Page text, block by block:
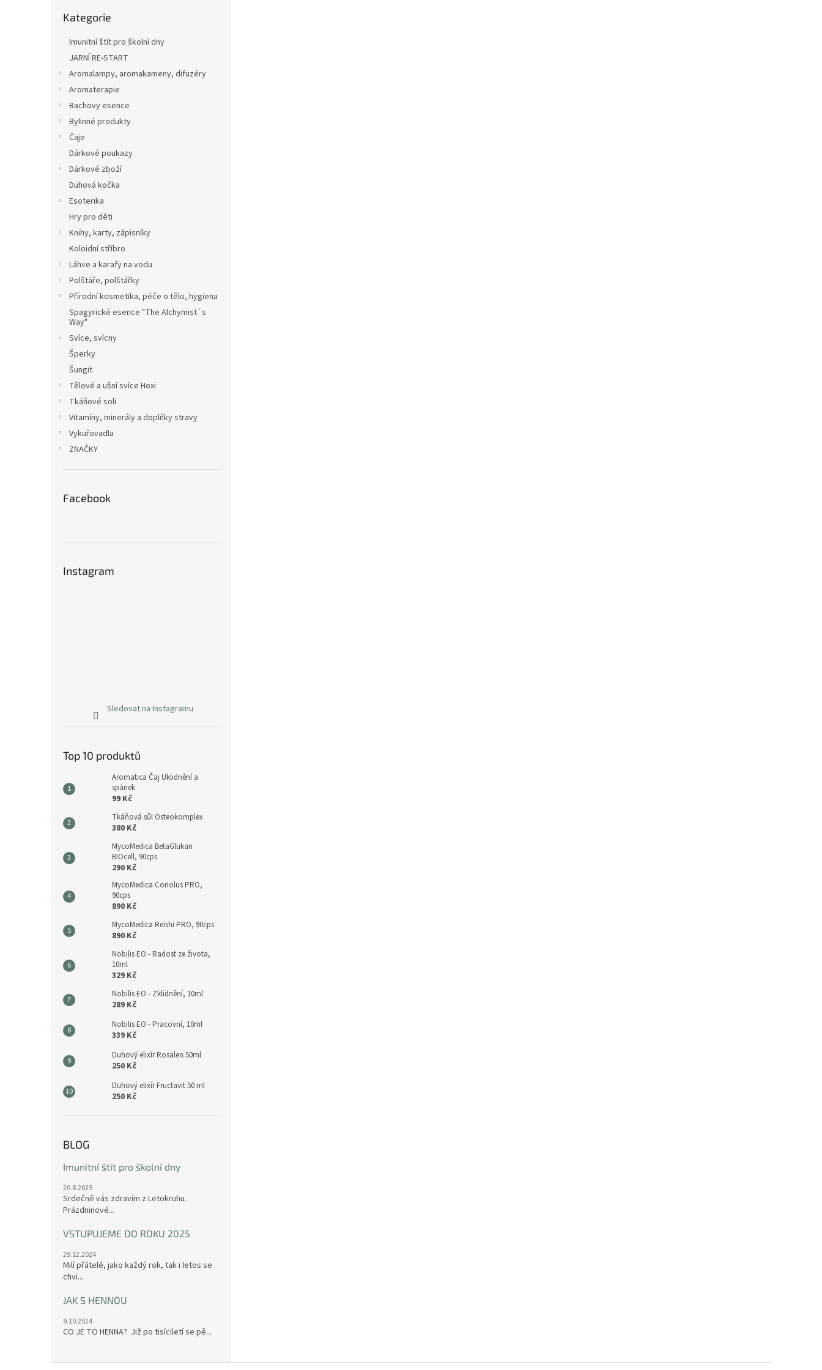
kategorie
Kategorie
Imunitní štít pro školní dny
JARNÍ RE-START
Aromalampy, aromakameny, difuzéry
Aromaterapie
Bachovy esence
Bylinné produkty
Čaje
Dárkové poukazy
Dárkové zboží
Duhová kočka
Esoterika
Hry pro děti
Knihy, karty, zápisníky
Koloidní stříbro
Láhve a karafy na vodu
Polštáře, polštářky
Přírodní kosmetika, péče o tělo, hygiena
Spagyrické esence "The Alchymist´s
Way"
Svíce, svícny
Šperky
Šungit
Tělové a ušní svíce Hoxi
Tkáňové soli
Vitamíny, minerály a doplňky stravy
Vykuřovadla
ZNAČKY
Facebook
Instagram
Sledovat na Instagramu
Top 10 produktů
Aromatica Čaj Uklidnění a
spánek
99 Kč
Tkáňová sůl Osteokomplex
380 Kč
MycoMedica BetaGlukan
BIOcell, 90cps
290 Kč
MycoMedica Coriolus PRO,
90cps
890 Kč
MycoMedica Reishi PRO, 90cps
890 Kč
Nobilis EO - Radost ze života,
10ml
329 Kč
Nobilis EO - Zklidnění, 10ml
289 Kč
Nobilis EO - Pracovní, 10ml
339 Kč
Duhový elixír Rosalen 50ml
250 Kč
Duhový elixír Fructavit 50 ml
250 Kč
BLOG
Imunitní štít pro školní dny
20.8.2025
Srdečně vás zdravím z Letokruhu.
Prázdninové...
VSTUPUJEME DO ROKU 2025
29.12.2024
Milí přátelé, jako každý rok, tak i letos se
chvi...
JAK S HENNOU
9.10.2024
CO JE TO HENNA? Již po tisíciletí se pě...